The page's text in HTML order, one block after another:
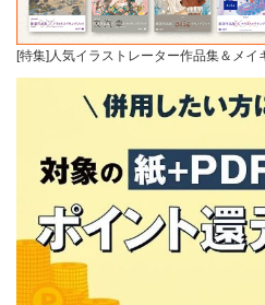
[特集]人気イラストレーター作品集＆メイ